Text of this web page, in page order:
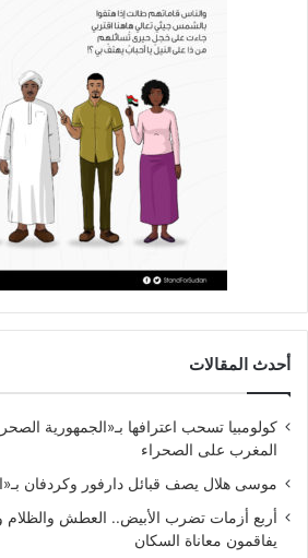
أحدث المقالات
كولومبيا تسحب اعترافها بـ«الجمهورية
المغرب على الصحراء
موسى هلال يصف قبائل دارفور وكردفان
أربع أزمات تضرب الأبيض.. العطش والظلام
يفاقمون معاناة السكان